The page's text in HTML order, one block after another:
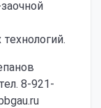
8-921-